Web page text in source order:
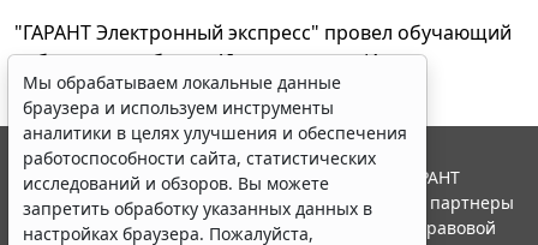
"ГАРАНТ Электронный экспресс" провел обучающий
вебинар по работе с AI-ассистентом Искра
23 апреля 2026
Мы обрабатываем локальные данные
браузера и используем инструменты
аналитики в целях улучшения и обеспечения
работоспособности сайта, статистических
исследований и обзоров. Вы можете
запретить обработку указанных данных в
настройках браузера. Пожалуйста,
© ООО "НПП "ГАРАНТ-СЕРВИС", 2026. Система ГАРАНТ
выпускается с 1990 года. Компания "Гарант" и ее партнеры
являются участниками Российской ассоциации правовой